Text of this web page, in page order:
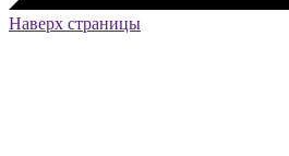
Наверх страницы